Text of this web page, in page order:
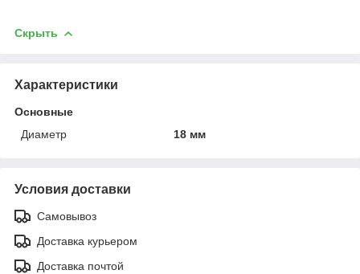
Скрыть
Характеристики
Основные
Диаметр
18 мм
Условия доставки
Самовывоз
Доставка курьером
Доставка почтой